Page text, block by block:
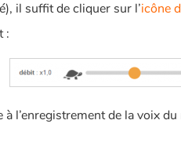
il suffit de cliquer sur l’icône
:
l’enregistrement de la voix